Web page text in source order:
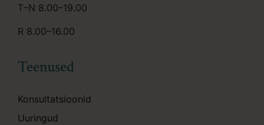
T–N 8.00–19.00
R 8.00–16.00
Teenused
Konsultatsioonid
Uuringud